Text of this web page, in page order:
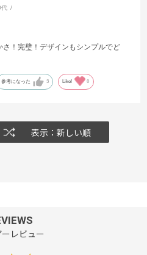
！完璧！デザインもシンプルでど
参考になった 3 Like! 0
表示：新しい順
ーレビュー